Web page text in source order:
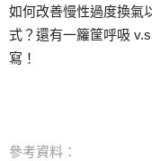
如何改善慢性過度換氣
式？還有一籮筐呼吸
寫！
參考資料：